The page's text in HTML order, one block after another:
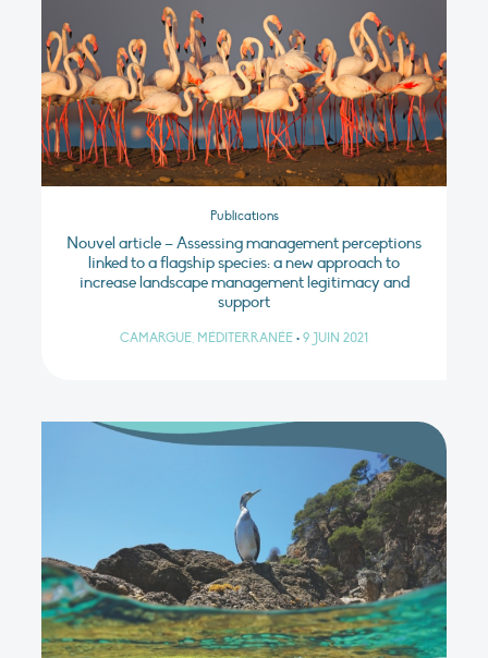
Publications
Nouvel article – Assessing management perceptions
linked to a flagship species: a new approach to
increase landscape management legitimacy and
support
CAMARGUE, MÉDITERRANÉE • 9 JUIN 2021